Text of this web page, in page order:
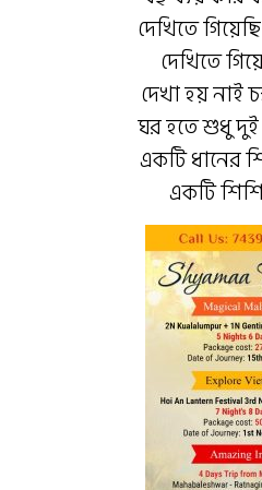
দেখিতে
দেখিতে
দেখা হয় নাই
ঘর হতে শুধু দুই
একটি ধানের
একটি